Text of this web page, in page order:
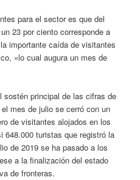
para el sector es que del
23 por ciento corresponde a
importante caída de visitantes
«lo cual augura un mes de
principal de las cifras de
mes de julio se cerró con un
de visitantes alojados en los
648.000 turistas que registró la
de 2019 se ha pasado a los
a la finalización del estado
de fronteras.